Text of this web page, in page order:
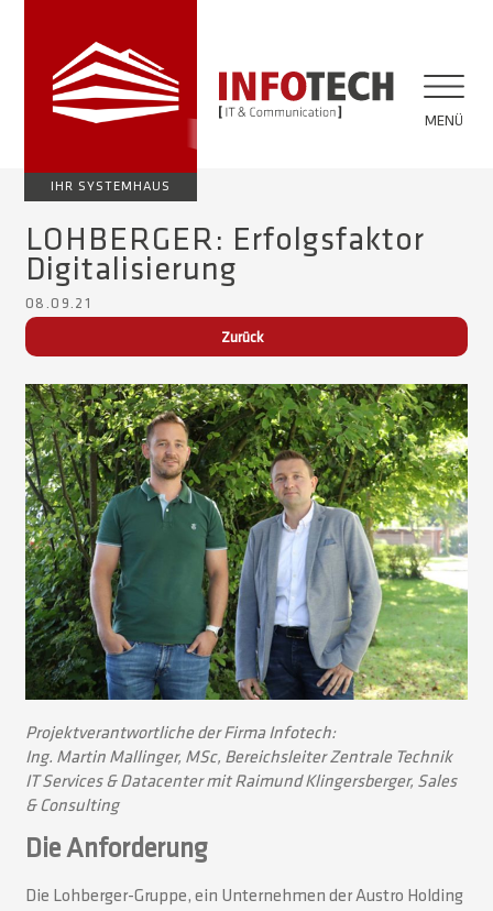
IHR SYSTEMHAUS
MENÜ
LOHBERGER: Erfolgsfaktor
Digitalisierung
08.09.21
Zurück
Projektverantwortliche der Firma Infotech:
Ing. Martin Mallinger, MSc, Bereichsleiter Zentrale Technik
IT Services & Datacenter mit Raimund Klingersberger, Sales
& Consulting
Die Anforderung
Die Lohberger-Gruppe, ein Unternehmen der Austro Holding